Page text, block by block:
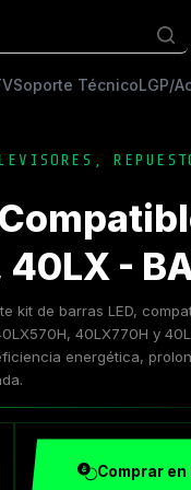
Soporte TécnicoLGP/
,
-
kit de barras LED,
40LX770H y
energética,
Comprar en